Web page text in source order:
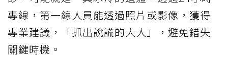
專線，第一線人員能透過照片或影像，獲得
專業建議，「抓出說謊的大人」，避免錯失
關鍵時機。